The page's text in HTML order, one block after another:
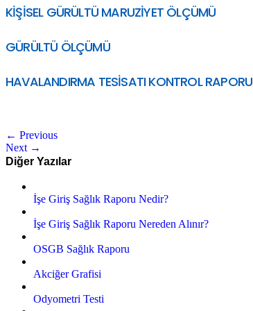
KİŞİSEL GÜRÜLTÜ MARUZİYET ÖLÇÜMÜ
GÜRÜLTÜ ÖLÇÜMÜ
HAVALANDIRMA TESİSATI KONTROL RAPORU
← Previous
Next →
Diğer Yazılar
İşe Giriş Sağlık Raporu Nedir?
İşe Giriş Sağlık Raporu Nereden Alınır?
OSGB Sağlık Raporu
Akciğer Grafisi
Odyometri Testi